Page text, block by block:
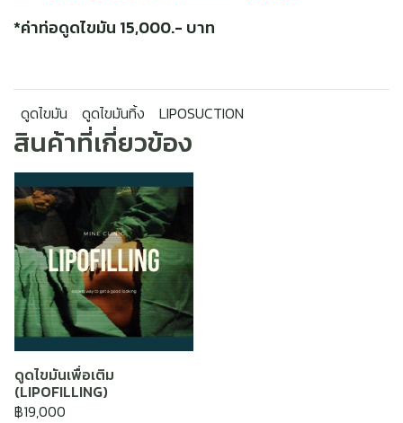
*ค่าท่อดูดไขมัน 15,000.- บาท
ดูดไขมัน ดูดไขมันทิ้ง LIPOSUCTION
สินค้าที่เกี่ยวข้อง
ดูดไขมันเพื่อเติม
(LIPOFILLING)
฿19,000